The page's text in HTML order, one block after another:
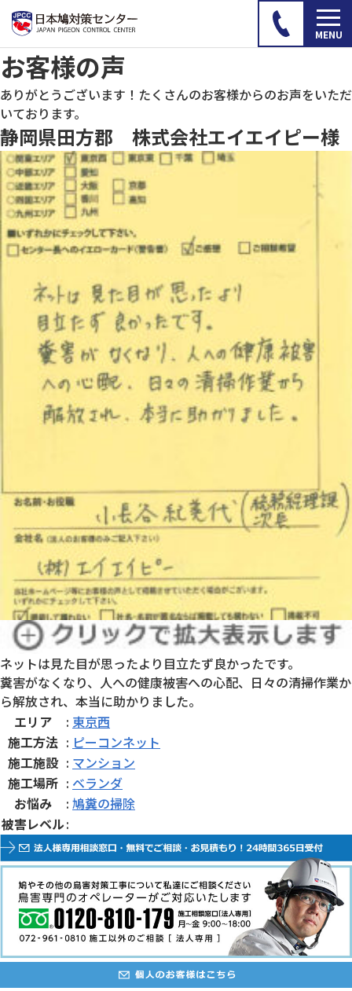
お客様の声
ありがとうございます！たくさんのお客様からのお声をいただ
いております。
静岡県田方郡 株式会社エイエイピー様
ネットは見た目が思ったより目立たず良かったです。
糞害がなくなり、人への健康被害への心配、日々の清掃作業か
ら解放され、本当に助かりました。
エリア
: 東京西
施工方法 : ピーコンネット
施工施設 : マンション
施工場所 : ベランダ
お悩み
: 鳩糞の掃除
被害レベル: